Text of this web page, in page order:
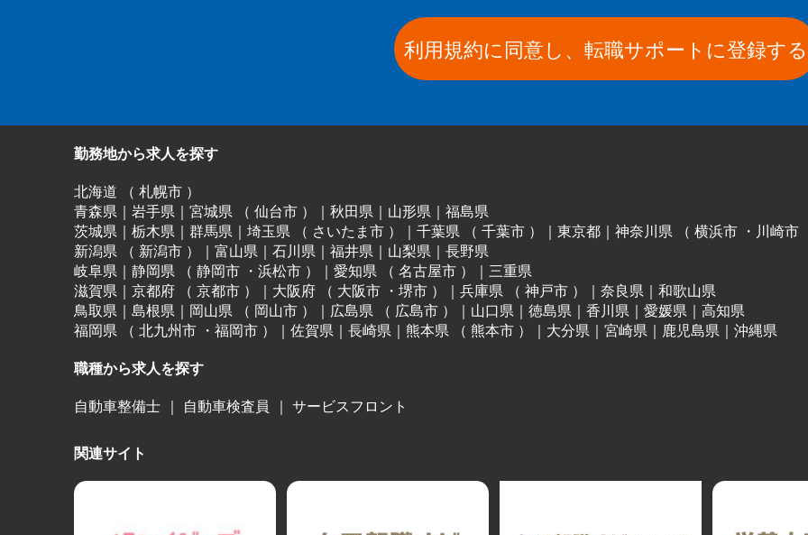
利用規約に同意し、転職サポートに登録する
勤務地から求人を探す
北海道 （ 札幌市 ）
青森県 ｜ 岩手県 ｜ 宮城県 （ 仙台市 ） ｜ 秋田県 ｜ 山形県 ｜ 福島県
茨城県 ｜ 栃木県 ｜ 群馬県 ｜ 埼玉県 （ さいたま市 ） ｜ 千葉県 （ 千葉市 ） ｜ 東京都 ｜ 神奈川県 （ 横浜市 ・ 川崎市
新潟県 （ 新潟市 ） ｜ 富山県 ｜ 石川県 ｜ 福井県 ｜ 山梨県 ｜ 長野県
岐阜県 ｜ 静岡県 （ 静岡市 ・ 浜松市 ） ｜ 愛知県 （ 名古屋市 ） ｜ 三重県
滋賀県 ｜ 京都府 （ 京都市 ） ｜ 大阪府 （ 大阪市 ・ 堺市 ） ｜ 兵庫県 （ 神戸市 ） ｜ 奈良県 ｜ 和歌山県
鳥取県 ｜ 島根県 ｜ 岡山県 （ 岡山市 ） ｜ 広島県 （ 広島市 ） ｜ 山口県 ｜ 徳島県 ｜ 香川県 ｜ 愛媛県 ｜ 高知県
福岡県 （ 北九州市 ・ 福岡市 ） ｜ 佐賀県 ｜ 長崎県 ｜ 熊本県 （ 熊本市 ） ｜ 大分県 ｜ 宮崎県 ｜ 鹿児島県 ｜ 沖縄県
職種から求人を探す
自動車整備士 ｜ 自動車検査員 ｜ サービスフロント
関連サイト